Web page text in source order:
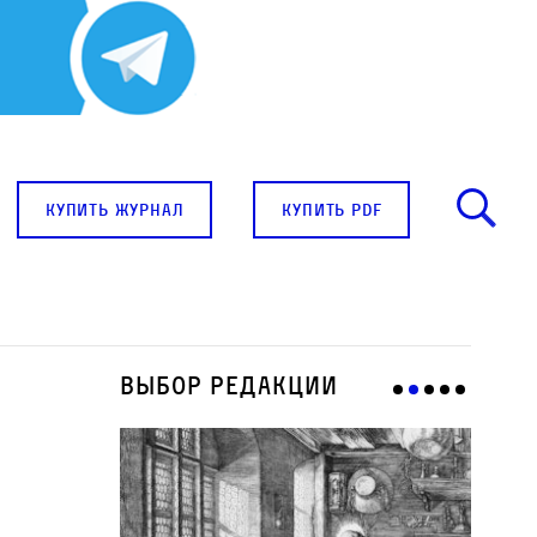
купить журнал купить pdf
Выбор редакции